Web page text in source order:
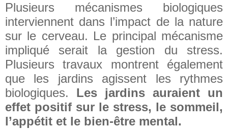
Plusieurs mécanismes biologiques
interviennent dans l’impact de la nature
sur le cerveau. Le principal mécanisme
impliqué serait la gestion du stress.
Plusieurs travaux montrent également
que les jardins agissent les rythmes
biologiques.
Les jardins auraient un
effet positif sur le stress, le sommeil,
l’appétit et le bien-être mental.